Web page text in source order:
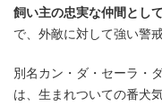
飼い主の忠実な仲間とし
で、外敵に対して強い警
別名カン・ダ・セーラ・
は、生まれついての番犬